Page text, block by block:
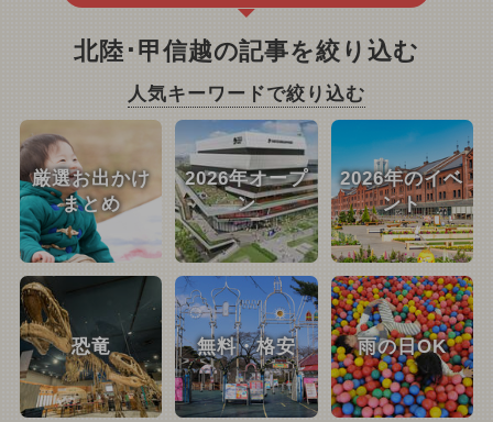
北陸･甲信越の記事を絞り込む
人気キーワードで絞り込む
厳選お出かけ
まとめ
2026年オープ
ン
2026年のイベ
ント
恐竜 無料・格安 雨の日OK